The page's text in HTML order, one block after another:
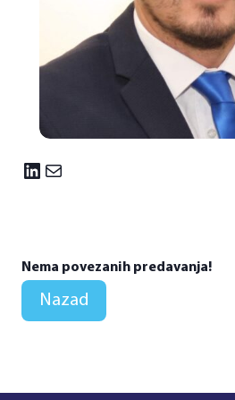
LinkedIn
Mail
Nema povezanih predavanja!
Nazad